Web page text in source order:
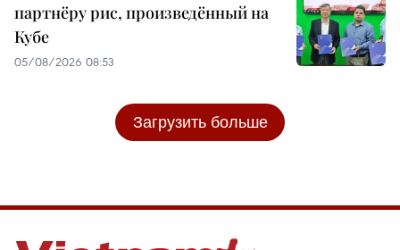
партнёру рис, произведённый на
Кубе
05/08/2026 08:53
Загрузить больше